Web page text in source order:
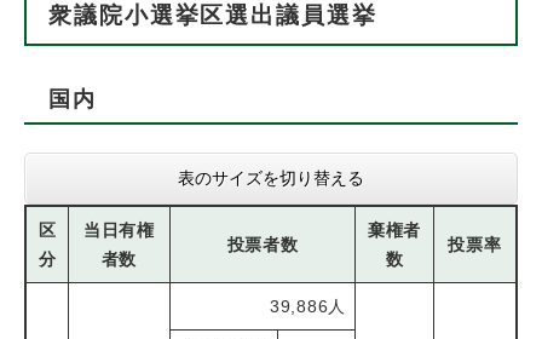
衆議院小選挙区選出議員選挙
国内
表のサイズを切り替える
区
分
当日有権
者数
投票者数
棄権者
数
投票率
39,886人